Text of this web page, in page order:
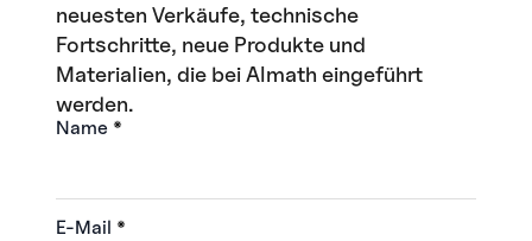
neuesten Verkäufe, technische
Fortschritte, neue Produkte und
Materialien, die bei Almath eingeführt
werden.
Name *
E-Mail *